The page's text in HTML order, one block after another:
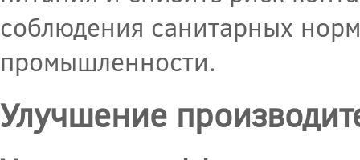
соблюдения санитарных
промышленности.
Улучшение